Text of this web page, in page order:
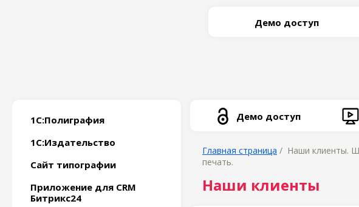
Демо доступ
1С:Полиграфия
1С:Издательство
Сайт типографии
Приложение для CRM
Битрикс24
Демо доступ
Главная страница / Наши клиенты.
печать.
Наши клиенты